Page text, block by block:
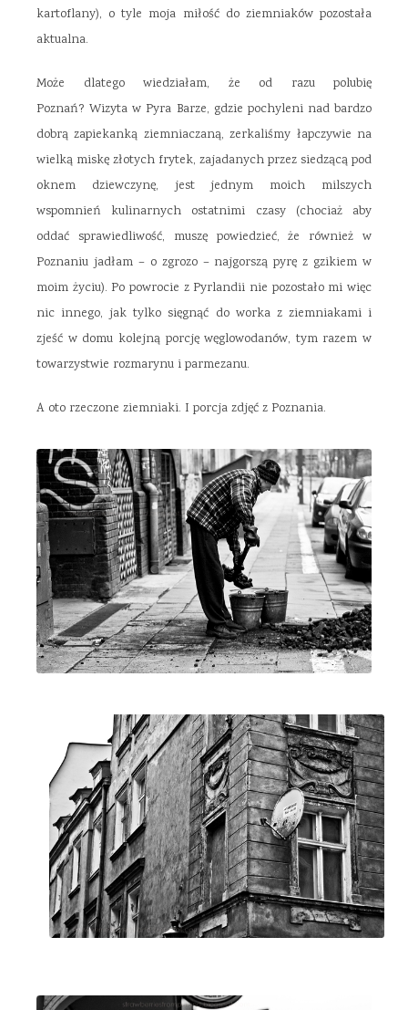
kartoflany), o tyle moja miłość do ziemniaków pozostała
aktualna.
Może dlatego wiedziałam, że od razu polubię
Poznań? Wizyta w Pyra Barze, gdzie pochyleni nad bardzo
dobrą zapiekanką ziemniaczaną, zerkaliśmy łapczywie na
wielką miskę złotych frytek, zajadanych przez siedzącą pod
oknem dziewczynę, jest jednym moich milszych
wspomnień kulinarnych ostatnimi czasy (chociaż aby
oddać sprawiedliwość, muszę powiedzieć, że również w
Poznaniu jadłam – o zgrozo – najgorszą pyrę z gzikiem w
moim życiu). Po powrocie z Pyrlandii nie pozostało mi więc
nic innego, jak tylko sięgnąć do worka z ziemniakami i
zjeść w domu kolejną porcję węglowodanów, tym razem w
towarzystwie rozmarynu i parmezanu.
A oto rzeczone ziemniaki. I porcja zdjęć z Poznania.